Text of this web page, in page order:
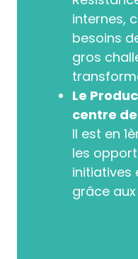
internes,
besoins
gros
Le
centre
Il est en
les
initiatives
grâce